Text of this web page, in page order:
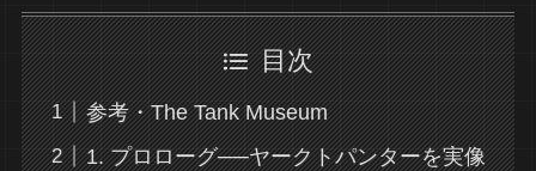
目次
参考・The Tank Museum
1. プロローグ──ヤークトパンターを実像